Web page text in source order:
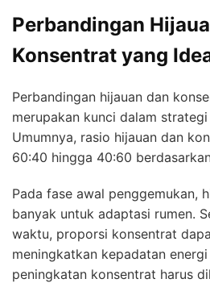
Perbandingan
Konsentrat yang
Perbandingan hijauan dan
merupakan kunci dalam
Umumnya, rasio hijauan dan
60:40 hingga 40:60
Pada fase awal penggemukan,
banyak untuk adaptasi rumen.
waktu, proporsi konsentrat
meningkatkan kepadatan energi
peningkatan konsentrat harus